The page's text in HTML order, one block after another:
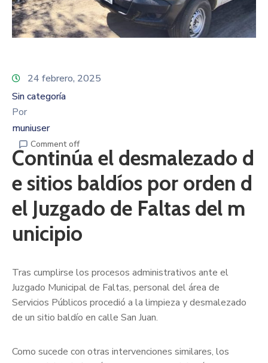
24 febrero, 2025
Sin categoría
Por
muniuser
Comment off
Continúa el desmalezado d
e sitios baldíos por orden d
el Juzgado de Faltas del m
unicipio
Tras cumplirse los procesos administrativos ante el
Juzgado Municipal de Faltas, personal del área de
Servicios Públicos procedió a la limpieza y desmalezado
de un sitio baldío en calle San Juan.
Como sucede con otras intervenciones similares, los